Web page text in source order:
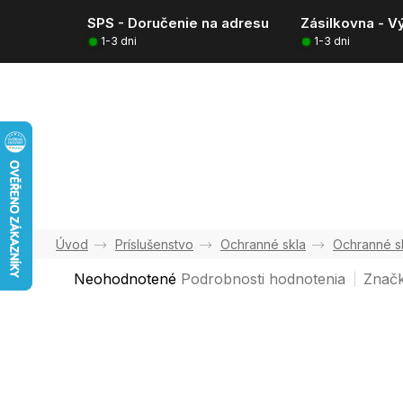
SPS - Doručenie na adresu Zásilkovna -
1-3 dni 1-3 dni
Príslušenstvo Ochranné skla Ochranné
Priemerné
Neohodnotené Podrobnosti hodnotenia